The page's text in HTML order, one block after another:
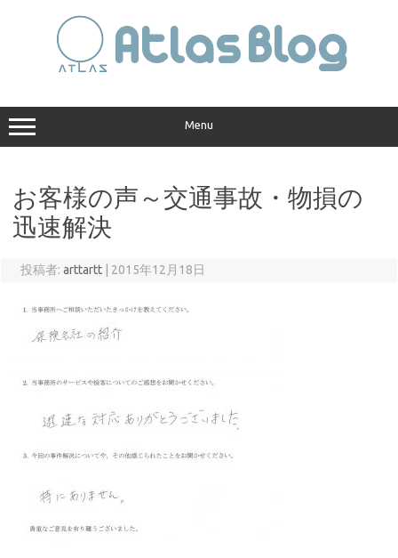
ッ
プ
Menu
お客様の声～交通事故・物損の
迅速解決
投稿者: arttartt 2015年12月18日